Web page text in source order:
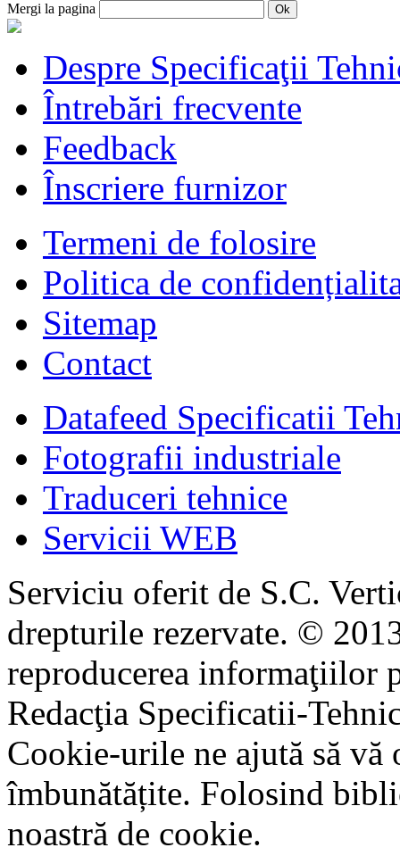
Mergi la pagina
Despre Specificaţii
Întrebări frecvente
Feedback
Înscriere furnizor
Termeni de folosire
Politica de
Sitemap
Contact
Datafeed Specificatii
Fotografii industriale
Traduceri tehnice
Servicii WEB
Serviciu oferit de S.C.
drepturile rezervate. ©
reproducerea informaţiilor
Redacţia Specificatii-
Cookie-urile ne ajută să
îmbunătățite. Folosind
noastră de cookie.